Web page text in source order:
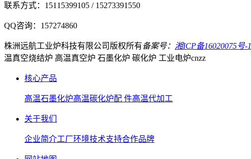
联系方式： 15115399105 / 15273391550
QQ咨询： 157274860
株洲远航工业炉科技有限公司 版权所有备案号： 湘ICP备16020075号-1
温真空烧结炉 高温真空炉 石墨化炉 碳化炉 工业电炉cnzz
核心产品
高温石墨化炉高温碳化炉配 件高温代加工
关于我们
企业简介工厂环境技术支持合作品牌